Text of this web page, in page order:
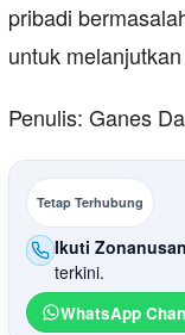
pribadi
untuk
Penulis: Ganes
Tetap Terhubung
Ikuti
terkini.
WhatsApp